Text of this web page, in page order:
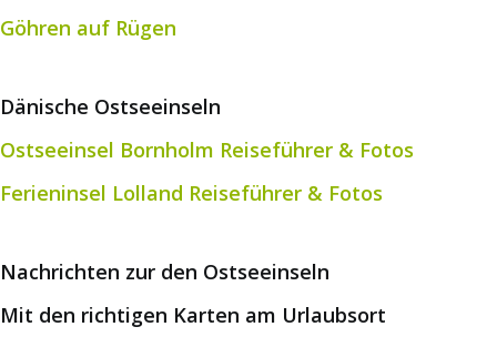
Göhren auf Rügen
Dänische Ostseeinseln
Ostseeinsel Bornholm Reiseführer & Fotos
Ferieninsel Lolland Reiseführer & Fotos
Nachrichten zur den Ostseeinseln
Mit den richtigen Karten am Urlaubsort